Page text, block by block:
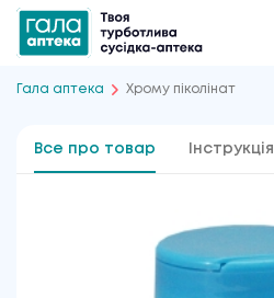
Гала аптека Хрому піколінат
Все про товар Інструкція